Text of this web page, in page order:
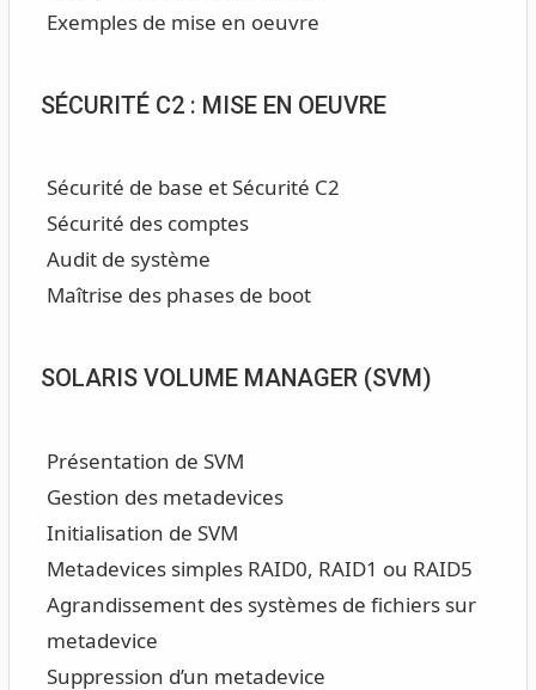
Exemples de mise en oeuvre
SÉCURITÉ C2 : MISE EN OEUVRE
Sécurité de base et Sécurité C2
Sécurité des comptes
Audit de système
Maîtrise des phases de boot
SOLARIS VOLUME MANAGER (SVM)
Présentation de SVM
Gestion des metadevices
Initialisation de SVM
Metadevices simples RAID0, RAID1 ou RAID5
Agrandissement des systèmes de fichiers sur
metadevice
Suppression d’un metadevice